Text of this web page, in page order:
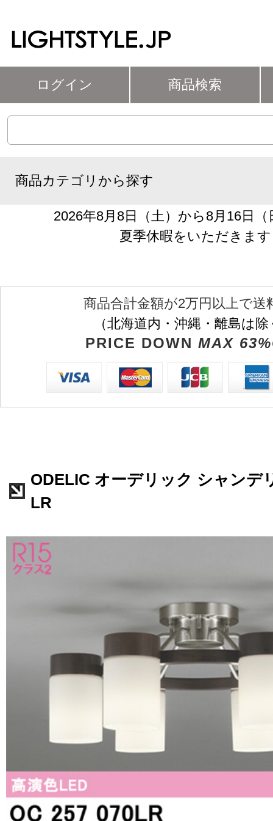
ログイン 商品検索
商品カテゴリから探す
2026年8月8日（土）から8月16日
夏季休暇をいただきます
商品合計金額が2万円以上で送
（北海道内・沖縄・離島は
PRICE DOWN MAX
ODELIC オーデリック シャンデ
LR